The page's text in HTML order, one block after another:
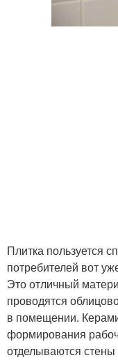
Плитка пользуется
потребителей вот
Это отличный
проводятся
в помещении.
формирования
отделываются